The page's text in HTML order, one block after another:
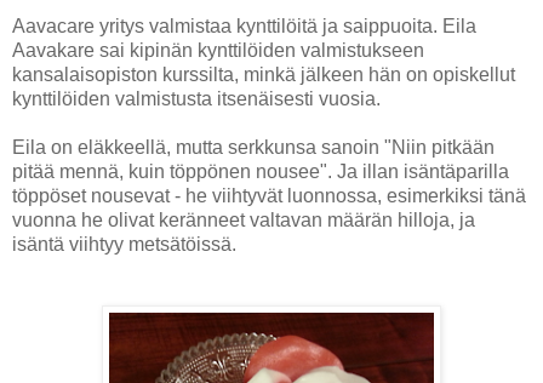
Aavacare yritys valmistaa kynttilöitä ja saippuoita. Eila
Aavakare sai kipinän kynttilöiden valmistukseen
kansalaisopiston kurssilta, minkä jälkeen hän on opiskellut
kynttilöiden valmistusta itsenäisesti vuosia.
Eila on eläkkeellä, mutta serkkunsa sanoin "Niin pitkään
pitää mennä, kuin töppönen nousee". Ja illan isäntäparilla
töppöset nousevat - he viihtyvät luonnossa, esimerkiksi tänä
vuonna he olivat keränneet valtavan määrän hilloja, ja
isäntä viihtyy metsätöissä.